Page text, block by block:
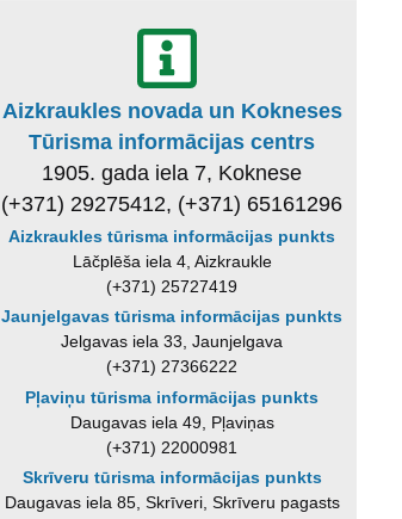
Aizkraukles novada un Kokneses
Tūrisma informācijas centrs
1905. gada iela 7, Koknese
(+371) 29275412, (+371) 65161296
Aizkraukles tūrisma informācijas punkts
Lāčplēša iela 4, Aizkraukle
(+371) 25727419
Jaunjelgavas tūrisma informācijas punkts
Jelgavas iela 33, Jaunjelgava
(+371) 27366222
Pļaviņu tūrisma informācijas punkts
Daugavas iela 49, Pļaviņas
(+371) 22000981
Skrīveru tūrisma informācijas punkts
Daugavas iela 85, Skrīveri, Skrīveru pagasts